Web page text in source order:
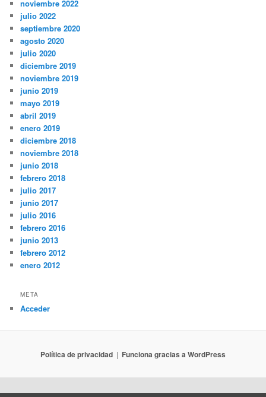
noviembre 2022
julio 2022
septiembre 2020
agosto 2020
julio 2020
diciembre 2019
noviembre 2019
junio 2019
mayo 2019
abril 2019
enero 2019
diciembre 2018
noviembre 2018
junio 2018
febrero 2018
julio 2017
junio 2017
julio 2016
febrero 2016
junio 2013
febrero 2012
enero 2012
META
Acceder
Política de privacidad Funciona gracias a WordPress